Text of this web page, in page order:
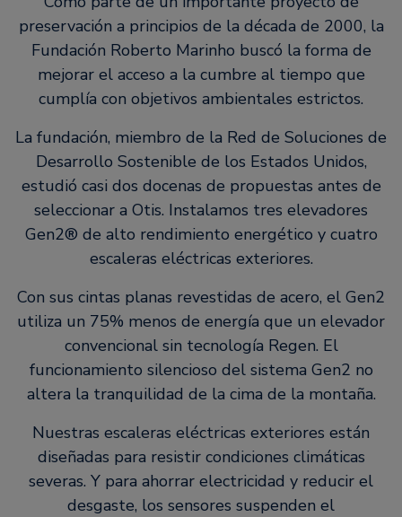
preservación a principios de la década de 2000, la
Fundación Roberto Marinho buscó la forma de
mejorar el acceso a la cumbre al tiempo que
cumplía con objetivos ambientales estrictos.
La fundación, miembro de la Red de Soluciones de
Desarrollo Sostenible de los Estados Unidos,
estudió casi dos docenas de propuestas antes de
seleccionar a Otis. Instalamos tres elevadores
Gen2® de alto rendimiento energético y cuatro
escaleras eléctricas exteriores.
Con sus cintas planas revestidas de acero, el Gen2
utiliza un 75% menos de energía que un elevador
convencional sin tecnología Regen. El
funcionamiento silencioso del sistema Gen2 no
altera la tranquilidad de la cima de la montaña.
Nuestras escaleras eléctricas exteriores están
diseñadas para resistir condiciones climáticas
severas. Y para ahorrar electricidad y reducir el
desgaste, los sensores suspenden el